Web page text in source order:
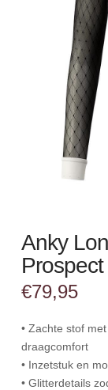
Anky
Prospect
€79,95
• Zachte stof
draagcomfort
• Inzetstuk en
• Glitterdetails